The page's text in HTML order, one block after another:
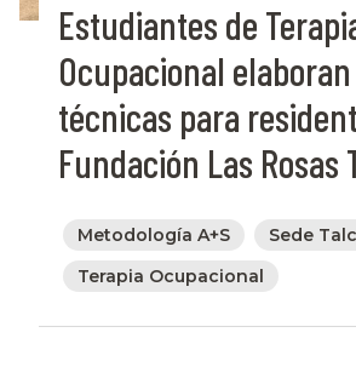
Estudiantes de
Ocupacional
técnicas para
Fundación Las Rosas
Metodología A+S
Sede
Terapia Ocupacional